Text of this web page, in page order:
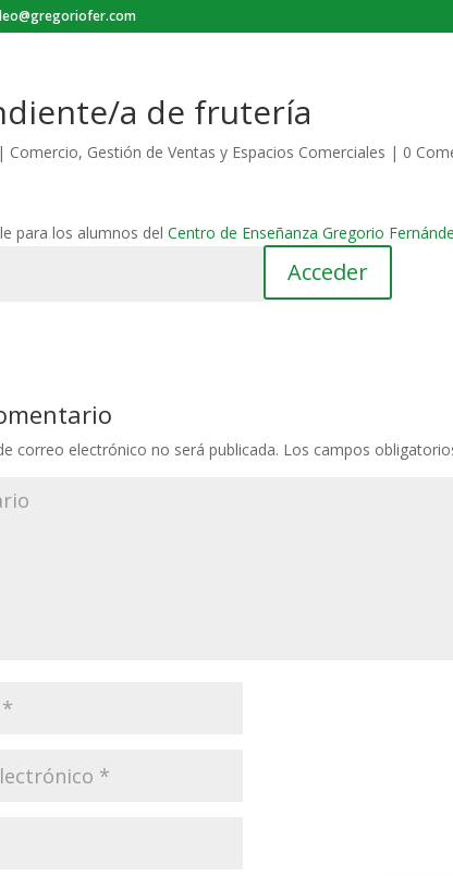
a de frutería
| Comercio, Gestión de Ventas y Espacios Comerciales | 0
para los alumnos del Centro de Enseñanza Gregorio
correo electrónico no será publicada. Los campos